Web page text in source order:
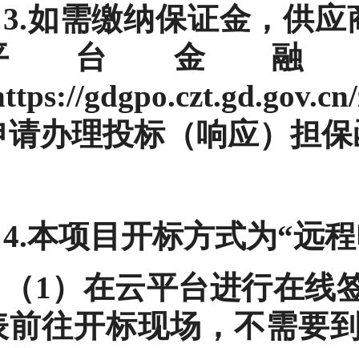
3.如需缴纳保证金，供
台金
请办理投标（响应）担
4.本项目开标方式为“远
（1）在云平台进行在
前往开标现场，不需要